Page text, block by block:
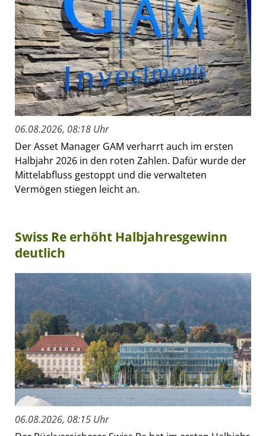
06.08.2026, 08:18 Uhr
Der Asset Manager GAM verharrt auch im ersten
Halbjahr 2026 in den roten Zahlen. Dafür wurde der
Mittelabfluss gestoppt und die verwalteten
Vermögen stiegen leicht an.
Swiss Re erhöht Halbjahresgewinn
deutlich
06.08.2026, 08:15 Uhr